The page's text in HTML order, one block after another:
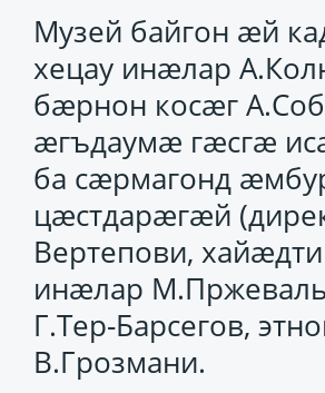
Музей байгон ӕй
хецау инӕлар
бӕрнон косӕг
ӕгъдаумӕ гӕсгӕ
ба сӕрмагонд
цӕстдарӕгӕй
Вертепови,
инӕлар
Г.Тер-Барсегов,
В.Грозмани.